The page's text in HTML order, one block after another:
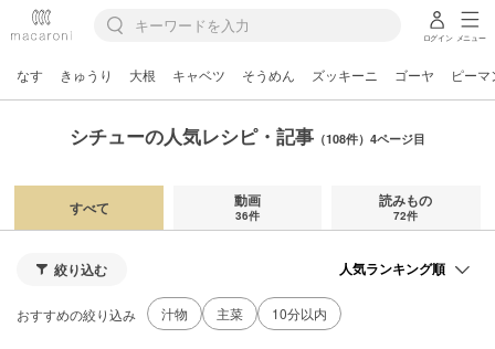
ログイン メニュー
なす きゅうり 大根 キャベツ そうめん ズッキーニ ゴーヤ ピーマ
シチューの人気レシピ・記事 （108件）4ページ目
すべて 動画
36件
読みもの
72件
絞り込む
おすすめの絞り込み 汁物 主菜 10分以内